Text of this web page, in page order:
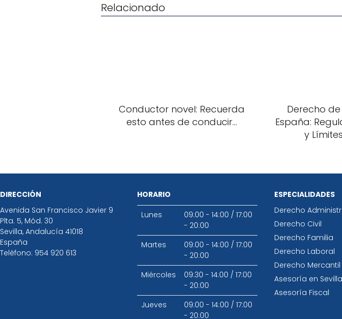
Relacionado
Conductor novel: Recuerda
esto antes de conducir...
Derecho
España:
y
DIRECCIÓN
Avenida San Francisco Javier 9
Plta. 5, Mód. 30
Sevilla, Andalucía 41018
España
Teléfono: 954 920 613
HORARIO
Lunes
09:00 - 14:00 / 17:00
- 20:00
Martes
09:00 - 14:00 / 17:00
- 20:00
Miércoles
09:30 - 14:00 / 17:00
- 20:00
Jueves
09:00 - 14:00 / 17:00
- 20:00
ESPECIALIDADES
Derecho
Derecho Civil
Derecho Familia
Derecho Laboral
Derecho Mercantil
Asesoría en Sevilla
Asesoría Fiscal